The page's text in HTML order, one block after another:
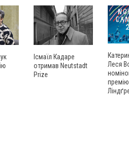
Ісмаїл Кадаре
отримав Neutstadt
Prize
Леся